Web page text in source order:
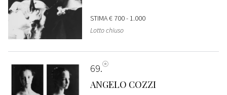
STIMA€ 700 - 1.000
Lotto chiuso
69
ANGELO COZZI